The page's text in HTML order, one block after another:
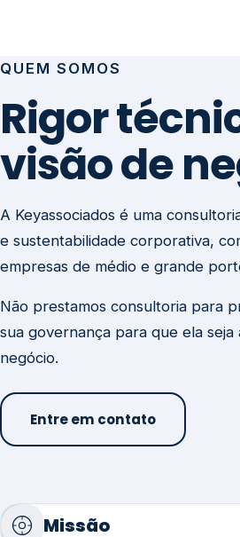
QUEM SOMOS
Rigor
visão de
A Keyassociados é uma
e sustentabilidade corporativa,
empresas de médio e grande
Não prestamos consultoria para
sua governança para que ela
negócio.
Entre em contato
Missão